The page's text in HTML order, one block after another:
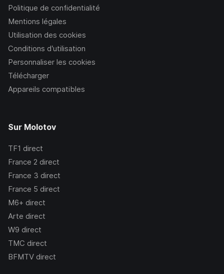
Politique de confidentialité
Mentions légales
Utilisation des cookies
Conditions d’utilisation
Personnaliser les cookies
Télécharger
Appareils compatibles
Sur Molotov
TF1 direct
France 2 direct
France 3 direct
France 5 direct
M6+ direct
Arte direct
W9 direct
TMC direct
BFMTV direct